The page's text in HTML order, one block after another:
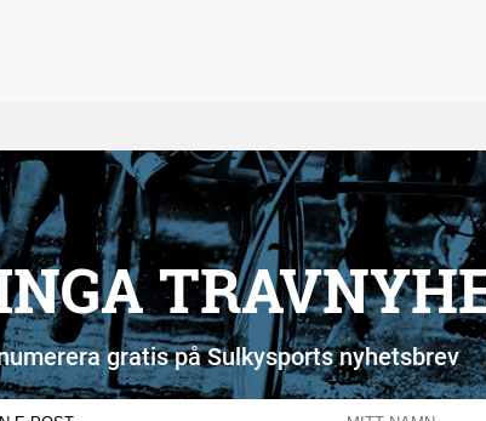
gratis på Sulkysports nyhetsbrev